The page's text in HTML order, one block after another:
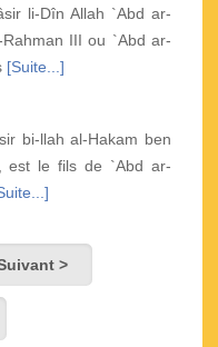
li-Dîn Allah `Abd ar-
III ou `Abd ar-
[Suite...]
bi-llah al-Hakam ben
est le fils de `Abd ar-
>